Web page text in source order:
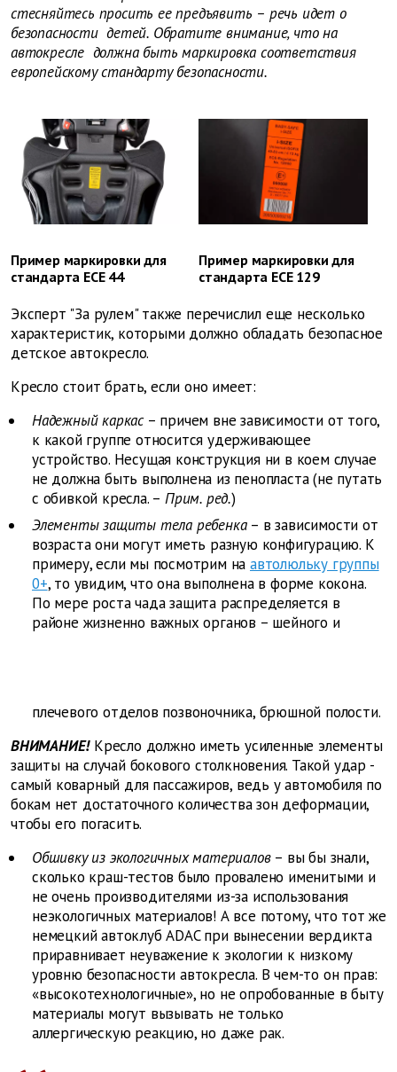
стесняйтесь просить ее предъявить – речь идет о
безопасности детей. Обратите внимание, что на
автокресле должна быть маркировка соответствия
европейскому стандарту безопасности.
Пример маркировки для
стандарта ECE 44
Пример маркировки для
стандарта ECE 129
Эксперт "За рулем" также перечислил еще несколько
характеристик, которыми должно обладать безопасное
детское автокресло.
Кресло стоит брать, если оно имеет:
Надежный каркас– причем вне зависимости от того,
к какой группе относится удерживающее
устройство. Несущая конструкция ни в коем случае
не должна быть выполнена из пенопласта (не путать
с обивкой кресла. – Прим. ред.)
Элементы защиты тела ребенка– в зависимости от
возраста они могут иметь разную конфигурацию. К
примеру, если мы посмотрим на автолюльку группы
0+, то увидим, что она выполнена в форме кокона.
По мере роста чада защита распределяется в
районе жизненно важных органов – шейного и
плечевого отделов позвоночника, брюшной полости.
ВНИМАНИЕ!Кресло должно иметь усиленные элементы
защиты на случай бокового столкновения. Такой удар -
самый коварный для пассажиров, ведь у автомобиля по
бокам нет достаточного количества зон деформации,
чтобы его погасить.
Обшивку из экологичных материалов– вы бы знали,
сколько краш-тестов было провалено именитыми и
не очень производителями из-за использования
неэкологичных материалов! А все потому, что тот же
немецкий автоклуб ADAC при вынесении вердикта
приравнивает неуважение к экологии к низкому
уровню безопасности автокресла. В чем-то он прав:
«высокотехнологичные», но не опробованные в быту
материалы могут вызывать не только
аллергическую реакцию, но даже рак.